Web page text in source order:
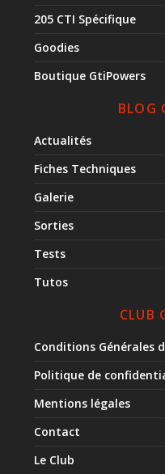
205 CTI Spécifique
Goodies
Boutique GtiPowers
BLOG
Actualités
Fiches Techniques
Galerie
Sorties
Tests
Tutos
CLUB
Conditions Générales
Politique de
Mentions légales
Contact
Le Club